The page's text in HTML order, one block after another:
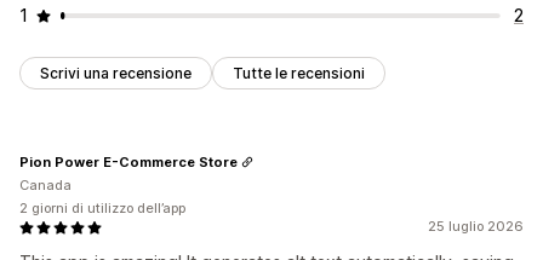
1
2
Scrivi una recensione Tutte le recensioni
25 luglio 2026
Pion Power E-Commerce Store
Canada
2 giorni di utilizzo dell’app